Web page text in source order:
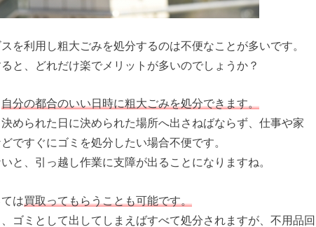
を利用し粗大ごみを処分するのは不便なことが多いです。
と、どれだけ楽でメリットが多いのでしょうか？
自分の都合のいい日時に粗大ごみを処分できます。
められた日に決められた場所へ出さねばならず、仕事や家
ですぐにゴミを処分したい場合不便です。
と、引っ越し作業に支障が出ることになりますね。
は買取ってもらうことも可能です。
ゴミとして出してしまえばすべて処分されますが、不用品回